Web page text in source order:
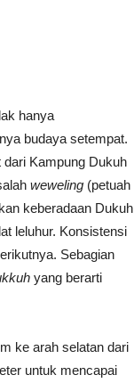
hanya
budaya setempat.
dari Kampung Dukuh
weweling (petuah
keberadaan Dukuh
leluhur. Konsistensi
Sebagian
yang berarti
ke arah selatan dari
untuk mencapai